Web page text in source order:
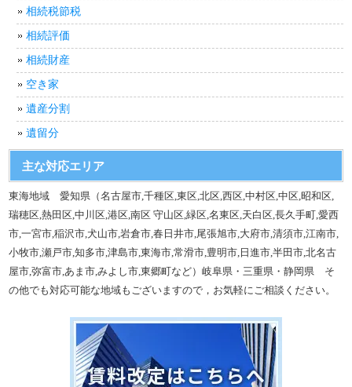
相続税節税
相続評価
相続財産
空き家
遺産分割
遺留分
主な対応エリア
東海地域 愛知県（名古屋市,千種区,東区,北区,西区,中村区,中区,昭和区,
瑞穂区,熱田区,中川区,港区,南区 守山区,緑区,名東区,天白区,長久手町,愛西
市,一宮市,稲沢市,犬山市,岩倉市,春日井市,尾張旭市,大府市,清須市,江南市,
小牧市,瀬戸市,知多市,津島市,東海市,常滑市,豊明市,日進市,半田市,北名古
屋市,弥富市,あま市,みよし市,東郷町など）岐阜県・三重県・静岡県 そ
の他でも対応可能な地域もございますので，お気軽にご相談ください。